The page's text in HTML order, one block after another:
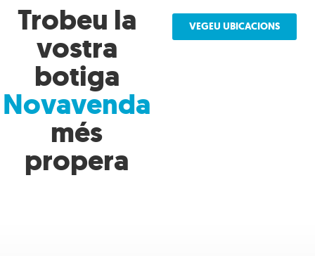
Trobeu la
vostra
botiga
Novavenda
més
propera
VEGEU UBICACIONS